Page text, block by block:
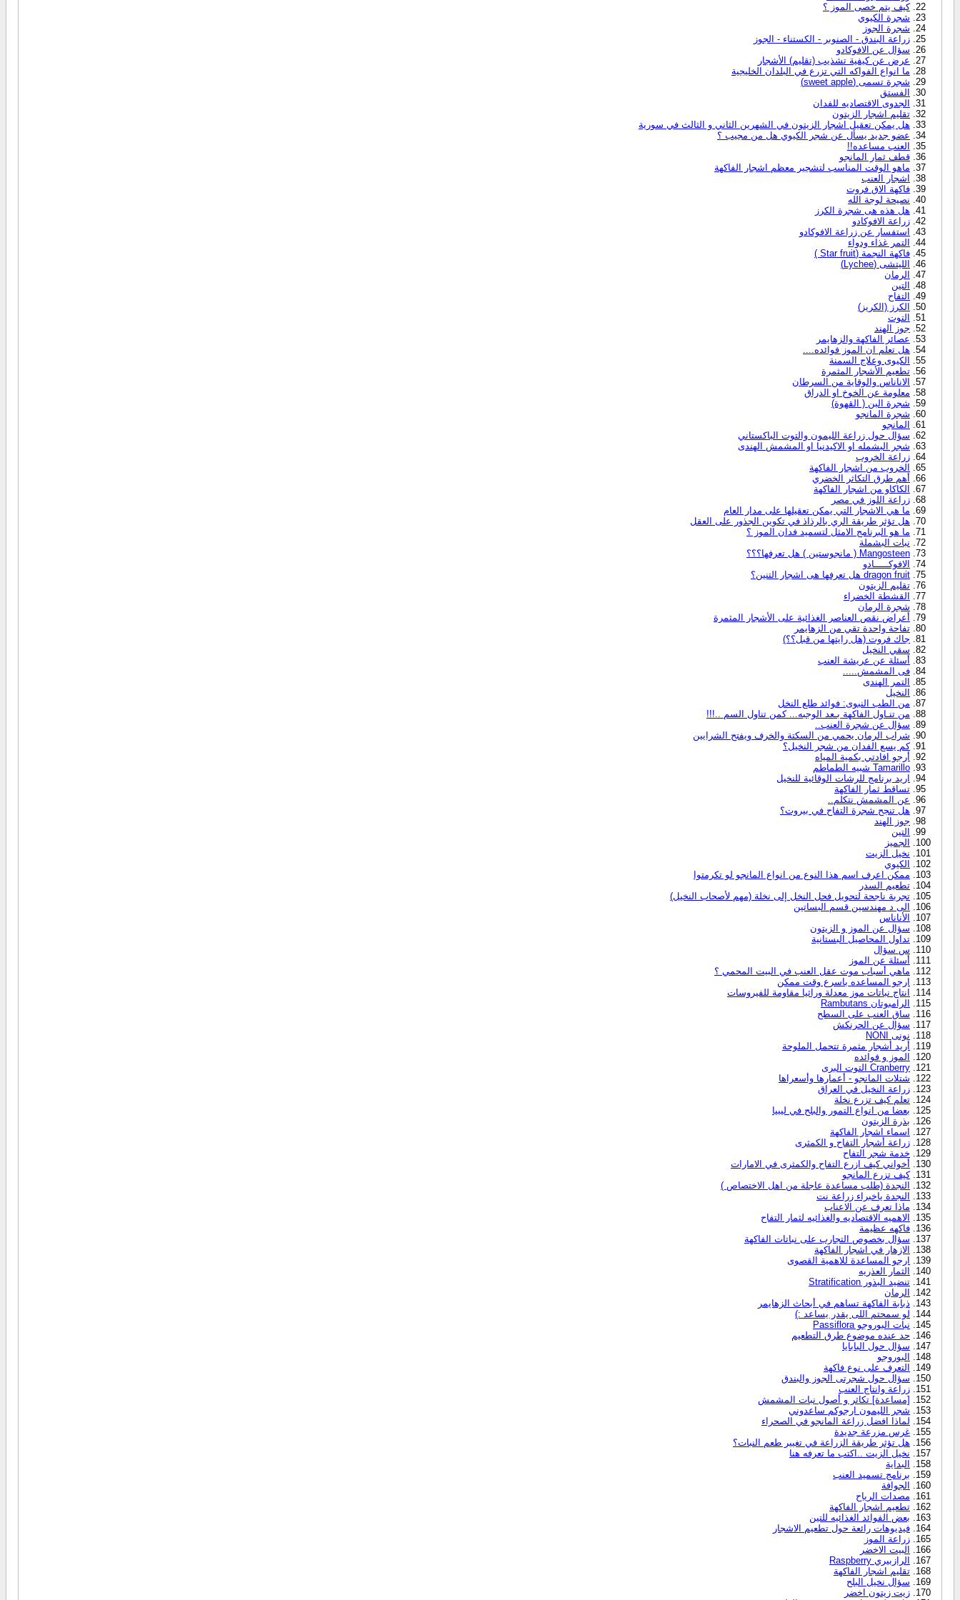
كيف يتم خصى الموز ؟
شجرة الكيوي
شجرة الجوز
زراعة البندق - الصنوبر - الكستناء - الجوز
سؤال عن الافوكادو
عرض عن كيفية تشذيب (تقليم) الأشجار
ما انواع الفواكه التي تزرع في البلدان الخليجية
شجرة تسمى (sweet apple)
الفستق
الجدوى الاقتصاديه للفدان
تقليم اشجار الزيتون
هل يمكن تعقيل اشجار الزيتون في الشهرين الثاني و الثالث في سورية
عضو جديد يسأل عن شجر الكيوي هل من مجيب ؟
العنب مساعده!!
قطف ثمار المانجو
ماهو الوقت المناسب لتشجير معظم اشجار الفاكهة
اشجار العنب
فاكهة الاق فروت
نصيحة لوجة الله
هل هذه هى شجرة الكرز
زراعة الافوكادو
استفسار عن زراعة الافوكادو
التمر غذاء ودواء
فاكهة النجمة (Star fruit )
الليتشى (Lychee)
الرمان
التين
التفاح
الكرز (الكريز)
التوت
جوز الهند
عصائر الفاكهة والزهايمر
هل تعلم ان الموز فوائده....
الكيوى وعلاج السمنة
تطعيم الأشجار المثمرة
الاناناس والوقاية من السرطان
معلومة عن الخوخ او الدراق
شجرة البن ( القهوة)
شجرة المانجو
المانجو
سؤال حول زراعة الليمون والتوت الباكستاني
شجر البشمله او الاكيدنيا او المشمش الهندى
زراعة الخروب
الخروب من اشجار الفاكهة
أهم طرق التكاثر الخضري
الكاكاو من اشجار الفاكهة
زراعة اللوز في مصر
ما هي الاشجار التي يمكن تعقيلها على مدار العام
هل تؤثر طريقة الري بالرذاذ في تكوين الجذور على العقل
ما هو البرنامج الامثل لتسميد فدان الموز ؟
نبات البشملة
Mangosteen ( مانجوستين ) هل تعرفها؟؟؟
الافوكـــــادو
dragon fruit هل تعرفها هى اشجار التنين؟
تقليم الزيتون
القشطة الخضراء
شجرة الرمان
أعراض نقص العناصر الغذائية على الأشجار المثمرة
تفاحة واحدة تقي من الزهايمر
جاك فروت (هل رايتها من قبل؟؟)
سقي النخيل
أسئلة عن عريشة العنب
فى المشمش.....
التمر الهندى
النخيل
من الطب النبوى: فوائد طلع النخل
من تنـاول الفاكهة بـعد الوجبه... كمن تناول السم ..!!!
سؤال عن شجرة العنب..
شراب الرمان يحمي من السكتة والخرف ويفتح الشرايين
كم يسع الفدان من شجر النخيل؟
أرجو افادتي بكمية المياه
Tamarillo شبيه الطماطم
اريد برنامج للرشات الوقائية للنخيل
تساقط ثمار الفاكهة
عن المشمش نتكلم..
هل تنجح شجرة التفاح في بيروت؟
جوز الهند
التين
الجميز
نخيل الزيت
الكيوي
ممكن اعرف اسم هذا النوع من انواع المانجو لو تكرمتوا
تطعيم السدر
تجربة ناجحة لتحويل فحل النخل إلى نخلة (مهم لأصحاب النخيل)
الى د مهندسين قسم البساتين
الأناناس
سؤال عن الموز و الزيتون
تداول المحاصيل البستانية
س سؤال
أسئلة عن الموز
ماهي أسباب موت عقل العنب في البيت المحمي ؟
ارجو المساعده باسرع وقت ممكن
انتاج نباتات موز معدلة وراثيا مقاومة للفيروسات
الرامبوتان Rambutans
ساق العنب على السطح
سؤال عن الحرنكش
نونى NONI
أريد أشجار مثمرة تتحمل الملوحة
الموز و فوائده
Cranberry التوت البرى
شتلات المانجو - أعمارها وأسعراها
زراعة النخيل في العراق
تعلم كيف تزرع نخلة
بعضا من انواع التمور والبلح في ليبيا
بذرة الزيتون
اسماء اشجار الفاكهة
زراعة أشجار التفاح و الكمثرى
خدمة شجر التفاح
أخواني كيف ازرع التفاح والكمثرى في الامارات
كيف تزرع المانجو
النجدة (طلب مساعدة عاجلة من اهل الاختصاص )
النجدة ياخبراء زراعة نت
ماذا تعرف عن الاعناب
الاهميه الاقتصاديه والغذائيه لثمار التفاح
فاكهه عظيمة
سؤال بخصوص التجارب على نباتات الفاكهة
الازهار في اشجار الفاكهة
ارجو المساعدة للاهمية القصوى
الثمار العذريه
تنضيد البذور Stratification
الرمان
ذبابة الفاكهة تساهم في أبحاث الزهايمر
لو سمحتم اللى يقدر يساعد :)
نبات البوروجو Passiflora
حد عنده موضوع طرق التطعيم
سؤال حول البابايا
البوروجو
التعرف على نوع فاكهة
سؤال حول شجرتى الجوز والبندق
زراعة وانتاج العنب
[مساعدة] تكاثر و أصول نبات المشمش
شجر الليمون ارجوكم ساعدوني
لماذا افضل زراعة المانجو في الصحراء
غرس مزرعة جديدة
هل تؤثر طريقة الزراعة في تغيير طعم النبات؟
نخيل الزيت ..اكتب ما تعرفه هنا
البداية
برنامج تسميد العنب
الجوافة
مصدات الرياح
تطعيم اشجار الفاكهة
بعض الفوائد الغذائيه للتين
فيديوهات رائعة حول تطعيم الاشجار
زراعة الموز
البيت الاخضر
الرازبيري Raspberry
تقليم اشجار الفاكهة
سؤال نخيل البلح
زيت زيتون اخضر